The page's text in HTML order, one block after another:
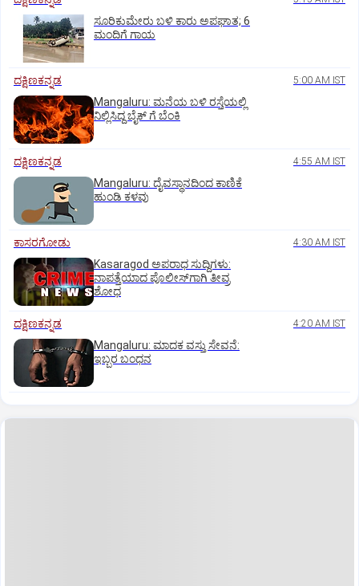
ಸೂರಿಕುಮೇರು ಬಳಿ ಕಾರು ಅಪಘಾತ; 6
ಮಂದಿಗೆ ಗಾಯ
ದಕ್ಷಿಣಕನ್ನಡ 5:00 AM IST
Mangaluru: ಮನೆಯ ಬಳಿ ರಸ್ತೆಯಲ್ಲಿ
ನಿಲ್ಲಿಸಿದ್ದ ಬೈಕ್ ಗೆ ಬೆಂಕಿ
ದಕ್ಷಿಣಕನ್ನಡ 4:55 AM IST
Mangaluru: ದೈವಸ್ಥಾನದಿಂದ ಕಾಣಿಕೆ
ಹುಂಡಿ ಕಳವು
ಕಾಸರಗೋಡು 4:30 AM IST
Kasaragod ಅಪರಾಧ ಸುದ್ದಿಗಳು:
ನಾಪತ್ತೆಯಾದ ಪೊಲೀಸ್‌ಗಾಗಿ ತೀವ್ರ
ಶೋಧ
ದಕ್ಷಿಣಕನ್ನಡ 4:20 AM IST
Mangaluru: ಮಾದಕ ವಸ್ತು ಸೇವನೆ:
ಇಬ್ಬರ ಬಂಧನ